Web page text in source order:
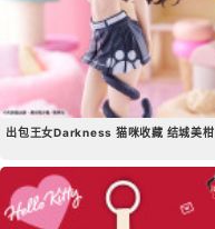
出包王女Darkness 猫咪收藏 结城美柑